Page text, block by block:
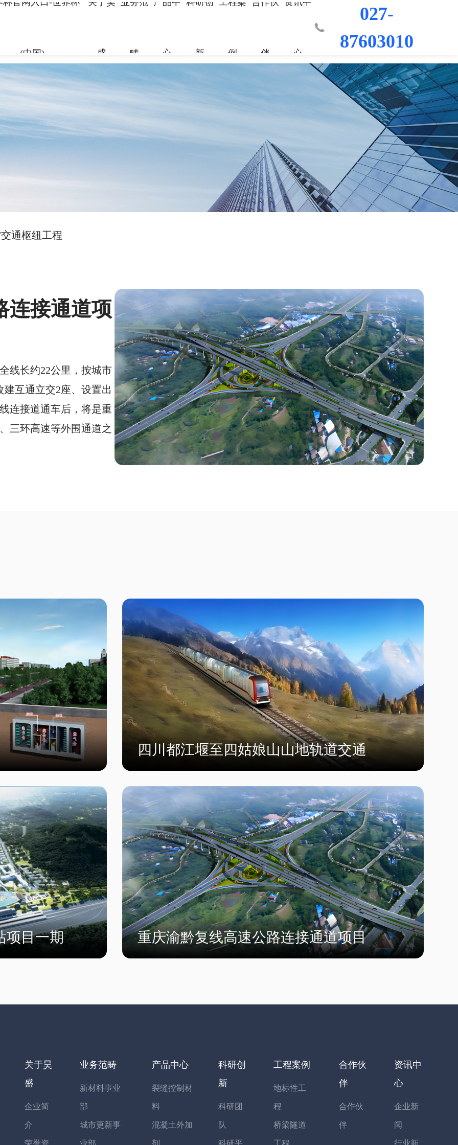
杯官网入口-世界杯
(中国)
关于昊
盛
关于昊盛
打造绿色建材，共筑美好生
命
企业简介 荣誉资质
业务范
畴
业务范畴
打造绿色建材，共筑美好生
命
新材料事业部 城市更新事业部
产品中
心
产品中心
打造绿色建材，共筑美好生
命
裂缝控制材料 混凝土外加剂
防水/防腐涂料
科研创
新
科研创新
打造绿色建材，共筑美好生
命
科研团队 科研平台
工程案
例
工程案例 地标性工程 桥梁隧道工程
水利水电工程
合作伙
伴
合作伙伴
打造绿色建材，共筑美好生
命
合作伙伴
资讯中
心
资讯中心
打造绿色建材，共筑美好生
命
企业新闻 行业新闻
027-
87603010
交通枢纽工程
连接通道项
线长约22公里，按城市
互通立交2座、设置出
连接道通车后，将是重
三环高速等外围通道之
四川都江堰至四姑娘山山地轨道交通
项目一期 重庆渝黔复线高速公路连接通道项目
关于昊
盛
企业简
介
荣誉资
业务范畴
新材料事业
部
城市更新事
业部
产品中心
裂缝控制材
料
混凝土外加
剂
科研创
新
科研团
队
科研平
工程案例
地标性工
程
桥梁隧道
工程
合作伙
伴
合作伙
伴
资讯中
心
企业新
闻
行业新